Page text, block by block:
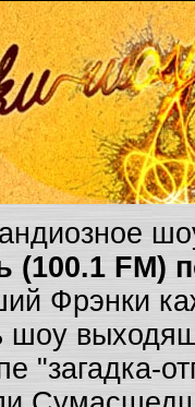
FM)
Фрэнки
шоу
"загадка-